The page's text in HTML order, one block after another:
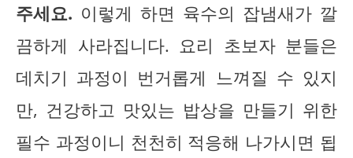
주세요. 이렇게 하면 육수의 잡냄새가 깔
끔하게 사라집니다. 요리 초보자 분들은
데치기 과정이 번거롭게 느껴질 수 있지
만, 건강하고 맛있는 밥상을 만들기 위한
필수 과정이니 천천히 적응해 나가시면 됩